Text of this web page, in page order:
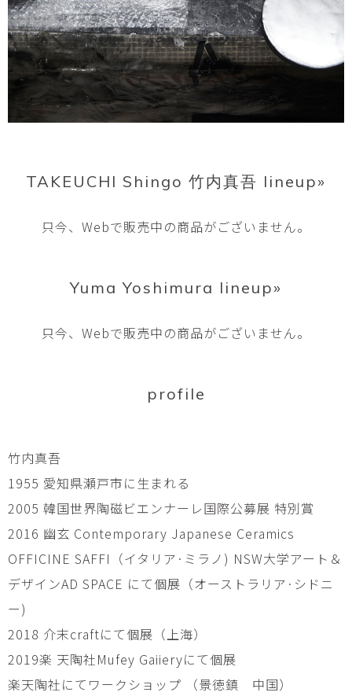
TAKEUCHI Shingo 竹内真吾 lineup»
只今、Webで販売中の商品がございません。
Yuma Yoshimura lineup»
只今、Webで販売中の商品がございません。
profile
竹内真吾
1955 愛知県瀬戸市に生まれる
2005 韓国世界陶磁ビエンナーレ国際公募展 特別賞
2016 幽⽞ Contemporary Japanese Ceramics
OFFICINE SAFFI（イタリア·ミラノ) NSW大学アート＆
デザインAD SPACE にて個展（オーストラリア·シドニ
ー)
2018 介末craftにて個展（上海）
2019楽 天陶社Mufey Gaiieryにて個展
楽天陶社にてワークショップ （景徳鎮 中国）